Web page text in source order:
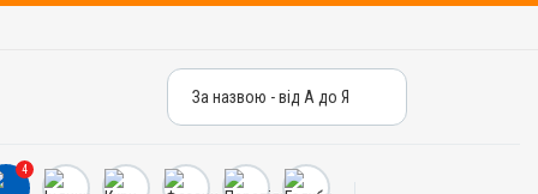
За назвою - від А до Я
За ціною – від дорогих
4